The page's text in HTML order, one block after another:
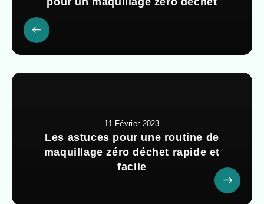
11 Février 2023
Les astuces pour une routine de
maquillage zéro déchet rapide et
facile